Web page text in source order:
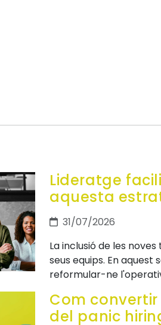
Lideratge
aquesta
31/07/2026
La inclusió de les
seus equips. En
reformular-ne
Com
del panic